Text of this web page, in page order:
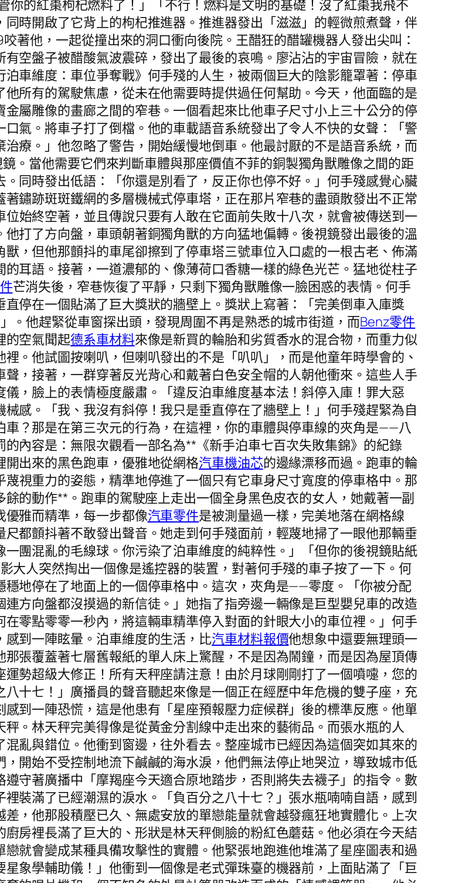
你的紅棗枸杞燃料了！」「不行！燃料是文明的基礎！沒了紅棗我飛不
時開啟了它背上的枸杞推進器。推進器發出「滋滋」的輕微煎煮聲，伴
著他，一起從撞出來的洞口衝向後院。王醋狂的醋罐機器人發出尖叫：
有空盤子被醋酸氣波震碎，發出了最後的哀鳴。廖沾沾的宇宙冒險，就在
車維度：車位爭奪戰》何手殘的人生，被兩個巨大的陰影籠罩著：停車
所有的駕駛焦慮，從未在他需要時提供過任何幫助。今天，他面臨的是
屬雕像的畫廊之間的窄巷。一個看起來比他車子尺寸小上三十公分的停
氣。將車子打了倒檔。他的車載語音系統發出了令人不快的女聲：「警
療。」他忽略了警告，開始緩慢地倒車。他最討厭的不是語音系統，而
鏡。當他需要它們來判斷車體與那座價值不菲的銅製獨角獸雕像之間的距
同時發出低語：「你還是別看了，反正你也停不好。」何手殘感覺心臟
鏽跡斑斑鐵網的多層機械式停車塔，正在那片窄巷的盡頭散發出不正常
位始終空著，並且傳說只要有人敢在它面前失敗十八次，就會被傳送到一
打了方向盤，車頭朝著銅獨角獸的方向猛地偏轉。後視鏡發出最後的溫
，但他那顫抖的車尾卻擦到了停車塔三號車位入口處的一根古老、佈滿
耳語。接著，一道濃郁的、像薄荷口香糖一樣的綠色光芒。猛地從柱子
芒消失後，窄巷恢復了平靜，只剩下獨角獸雕像一臉困惑的表情。何手
停在一個貼滿了巨大獎狀的牆壁上。獎狀上寫著：「完美倒車入庫獎
他趕緊從車窗探出頭，發現周圍不再是熟悉的城市街道，而Benz零件
的空氣聞起德系車材料來像是新買的輪胎和劣質香水的混合物，而重力似
。他試圖按喇叭，但喇叭發出的不是「叭叭」，而是他童年時學會的、
，接著，一群穿著反光背心和戴著白色安全帽的人朝他衝來。這些人手
，臉上的表情極度嚴肅。「違反泊車維度基本法！斜停入庫！罪大惡
感。「我、我沒有斜停！我只是垂直停在了牆壁上！」何手殘趕緊為自
車？那是在第三次元的行為，在這裡，你的車體與停車線的夾角是——八
內容是：無限次觀看一部名為**《新手泊車七百次失敗集錦》的紀錄
出來的黑色跑車，優雅地從網格汽車機油芯的邊緣漂移而過。跑車的輪
蔑視重力的姿態，精準地停進了一個只有它車身尺寸寬度的停車格中。那
的動作**。跑車的駕駛座上走出一個全身黑色皮衣的女人，她戴著一副
雅而精準，每一步都像汽車零件是被測量過一樣，完美地落在網格線
都顫抖著不敢發出聲音。她走到何手殘面前，輕蔑地掃了一眼他那輛垂
團混亂的毛線球。你污染了泊車維度的純粹性。」「但你的後視鏡貼紙
人突然掏出一個像是遙控器的裝置，對著何手殘的車子按了一下。何
地停在了地面上的一個停車格中。這次，夾角是——零度。「你被分配
方向盤都沒摸過的新信徒。」她指了指旁邊一輛像是巨型嬰兒車的改造
零點零零一秒內，將這輛車精準停入對面的針眼大小的車位裡。」何手
到一陣眩暈。泊車維度的生活，比汽車材料報價他想象中還要無理頭一
張覆蓋著七層舊報紙的單人床上驚醒，不是因為鬧鐘，而是因為屋頂傳
勢超級大修正！所有天秤座請注意！由於月球剛剛打了一個噴嚏，您的
十七！」廣播員的聲音聽起來像是一個正在經歷中年危機的雙子座，充
到一陣恐慌，這是他患有「星座預報壓力症候群」後的標準反應。他單
。林天秤完美得像是從黃金分割線中走出來的藝術品。而張水瓶的人
亂與錯位。他衝到窗邊，往外看去。整座城市已經因為這個突如其來的
，開始不受控制地流下鹹鹹的海水淚，他們無法停止地哭泣，導致城市低
守著廣播中「摩羯座今天適合原地踏步，否則將失去襪子」的指令。數
裝滿了已經潮濕的淚水。「負百分之八十七？」張水瓶喃喃自語，感到
，他那股積壓已久、無處安放的單戀能量就會越發瘋狂地實體化。上次
房裡長滿了巨大的、形狀是林天秤側臉的粉紅色蘑菇。他必須在今天結
就會變成某種具備攻擊性的實體。他緊張地跑進他堆滿了星座圖表和過
象學輔助儀！」他衝到一個像是老式彈珠臺的機器前，上面貼滿了「巨